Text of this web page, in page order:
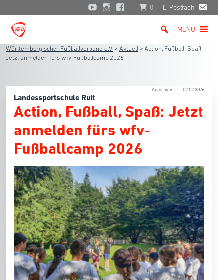
0 E-Postfach
MENU
Württembergischer Fußballverband e.V. > Aktuell > Action, Fußball, Spaß:
Jetzt anmelden fürs wfv-Fußballcamp 2026
Autor: wfv 02.02.2026
Landessportschule Ruit
Action, Fußball, Spaß: Jetzt
anmelden fürs wfv-
Fußballcamp 2026